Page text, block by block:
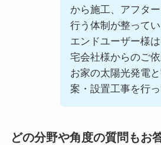
から施工、アフタ
行う体制が整ってい
エンドユーザー様
宅会社様からのご
お家の太陽光発電
案・設置工事を行っ
どの分野や角度の質問もお